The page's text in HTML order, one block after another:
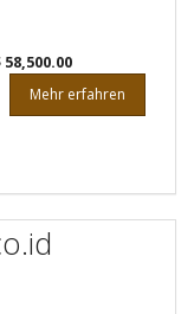
58,500.00
Mehr erfahren